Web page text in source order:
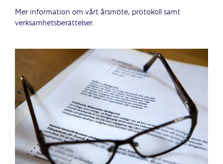
Mer information om vårt årsmöte, protokoll samt
verksamhetsberättelser.